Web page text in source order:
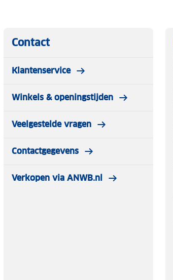
Contact
Klantenservice
Winkels & openingstijden
Veelgestelde vragen
Contactgegevens
Verkopen via ANWB.nl